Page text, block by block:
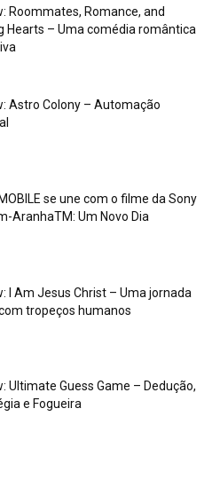
Roommates, Romance, and
Hearts – Uma comédia romântica
Astro Colony – Automação
se une com o filme da Sony
AranhaTM: Um Novo Dia
I Am Jesus Christ – Uma jornada
tropeços humanos
Ultimate Guess Game – Dedução,
e Fogueira